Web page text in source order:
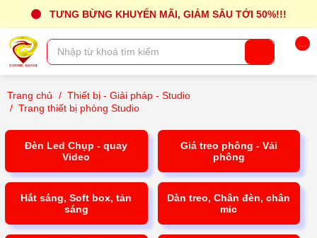
TƯNG BỪNG KHUYẾN MÃI, GIẢM SÂU TỚI 50%!!!
Trang chủ / Thiết bị - Giải pháp - Studio
/ Trang thiết bị phòng Studio
Đèn Led Chụp - quay
Video
Giá treo phông - Vải
phông
Hắt sáng, Soft box, tản
sáng
Dàn treo, Chân đèn, chân
mic